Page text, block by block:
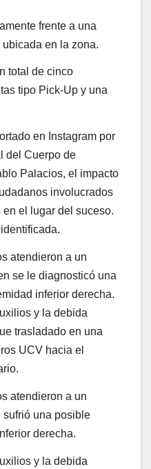
frente a una
en la zona.
total de cinco
tipo Pick-Up y una
en Instagram por
del Cuerpo de
Palacios, el impacto
involucrados
el lugar del suceso.
atendieron a un
se le diagnosticó una
inferior derecha.
y la debida
trasladado en una
UCV hacia el
atendieron a un
sufrió una posible
derecha.
y la debida